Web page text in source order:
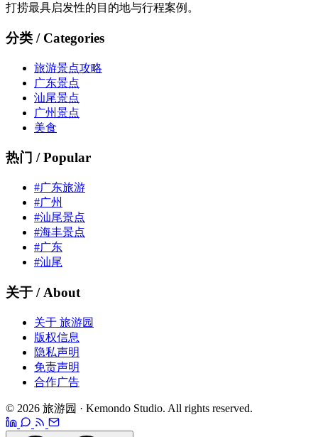
打捞最具启发性的目的地与行程案例。
分类 / Categories
旅游景点攻略
广东景点
汕尾景点
广州景点
美食
热门 / Popular
#广东旅游
#广州
#汕尾景点
#海丰景点
#广东
#汕尾
关于 / About
关于 旅游园
版权信息
隐私声明
免责声明
合作广告
© 2026 旅游园 · Kemondo Studio. All rights reserved.